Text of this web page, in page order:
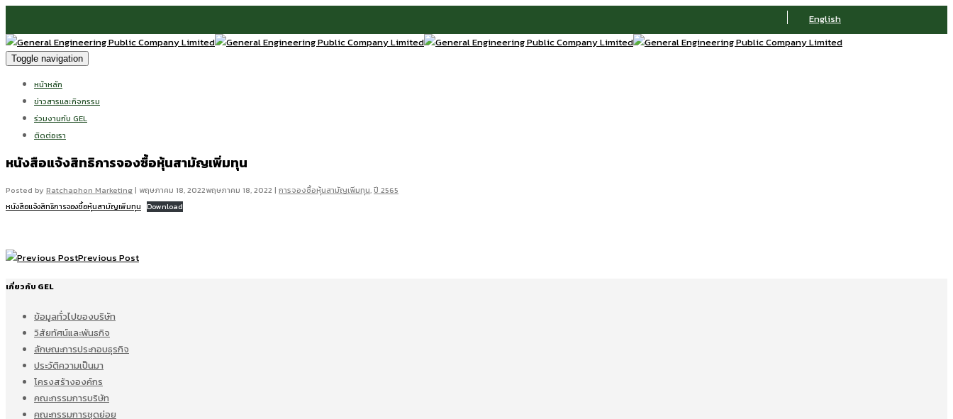
English
Toggle navigation
หน้าหลัก
ข่าวสารและกิจกรรม
ร่วมงานกับ GEL
ติดต่อเรา
หนังสือแจ้งสิทธิการจองซื้อหุ้นสามัญเพิ่มทุน
Posted by Ratchaphon Marketing| พฤษภาคม 18, 2022พฤษภาคม 18, 2022 | การจองซื้อหุ้นสามัญเพิ่มทุน,ปี 2565
หนังสือแจ้งสิทธิการจองซื้อหุ้นสามัญเพิ่มทุน Download
Previous Post
เกี่ยวกับ GEL
ข้อมูลทั่วไปของบริษัท
วิสัยทัศน์และพันธกิจ
ลักษณะการประกอบธุรกิจ
ประวัติความเป็นมา
โครงสร้างองค์กร
คณะกรรมการบริษัท
คณะกรรมการชุดย่อย